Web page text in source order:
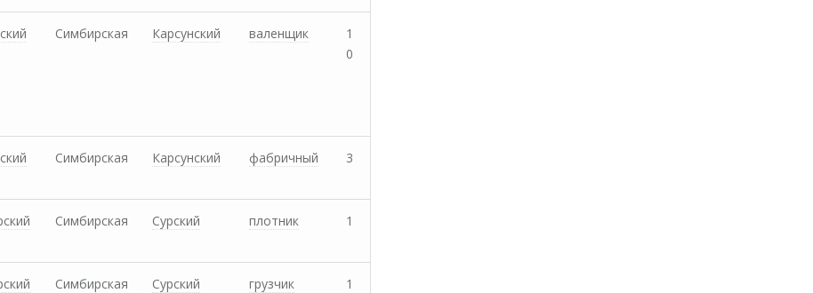
Симбирская Карсунский валенщик
1
0
Симбирская Карсунский фабричный 3
Симбирская Сурский плотник 1
Симбирская Сурский грузчик 1